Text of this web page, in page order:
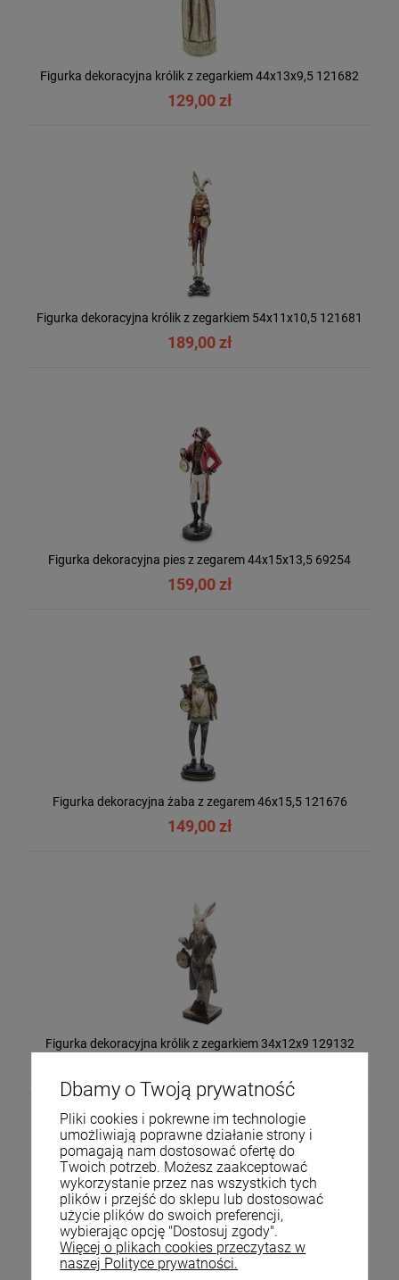
Figurka dekoracyjna królik z zegarkiem 44x13x9,5 121682
129,00 zł
Figurka dekoracyjna królik z zegarkiem 54x11x10,5 121681
189,00 zł
Figurka dekoracyjna pies z zegarem 44x15x13,5 69254
159,00 zł
Figurka dekoracyjna żaba z zegarem 46x15,5 121676
149,00 zł
Figurka dekoracyjna królik z zegarkiem 34x12x9 129132
Dbamy o Twoją prywatność
Pliki cookies i pokrewne im technologie
umożliwiają poprawne działanie strony i
pomagają nam dostosować ofertę do
Twoich potrzeb. Możesz zaakceptować
wykorzystanie przez nas wszystkich tych
plików i przejść do sklepu lub dostosować
użycie plików do swoich preferencji,
wybierając opcję "Dostosuj zgody".
Więcej o plikach cookies przeczytasz w
naszej Polityce prywatności.